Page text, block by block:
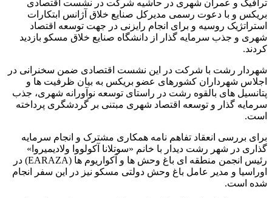
ترافیک و عمران شهری در حاشیه شرکت در نشست اقتصادی
بریکس و با دعوت رسمی مدیرکل صنایع خلاق آژانس ابتکارات
استراتژیک روسیه و برای انجام رایزنی در جهت توسعه اقتصاد
شهری و جذب سرمایه گذار از دانشگاه صنایع خلاق مسکو بازدید
کردند.
شهردار رشت با شرکت در این نشست اقتصادی ضمن سخنرانی در
اجلاس شهرداران کشورهای عضو بریکس به بیان ظرفیت ها و
پتانسیل های بالقوه رشت در راستای توسعه نوآورانه شهری، جذب
سرمایه گذار و توسعه اقتصاد شهری مبتنی بر گردشگری پرداخته
است.
برای بررسی انعقاد تفاهم نامه همکاری مشترک و انجام سرمایه
گذاری در شهر رشت دیدار با خانم «سوتلانا آکولووا ولادیمیروا»
رئیس انجمن منطقه ای باغ وحش ها و آکواریوم ها (EARAZA) در
اوراسیا و مدیر عامل باغ وحش دولتی مسکو نیز در این سفر انجام
شده است.